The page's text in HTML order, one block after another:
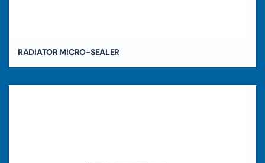
RADIATOR MICRO-SEALER